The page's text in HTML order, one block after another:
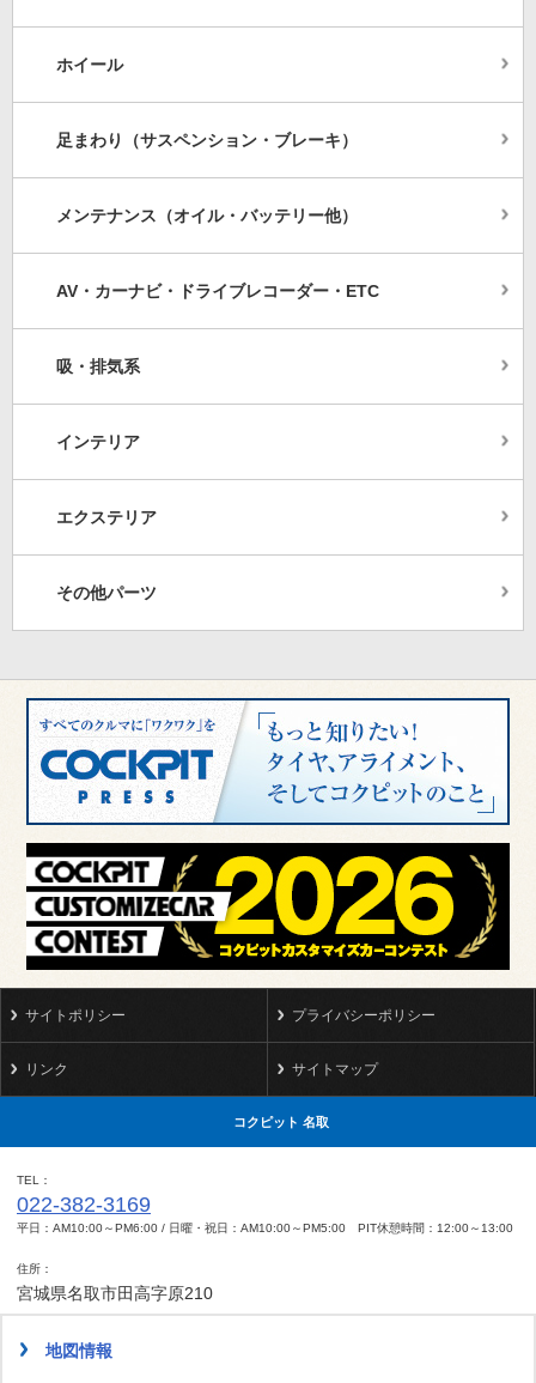
ホイール
足まわり（サスペンション・ブレーキ）
メンテナンス（オイル・バッテリー他）
AV・カーナビ・ドライブレコーダー・ETC
吸・排気系
インテリア
エクステリア
その他パーツ
サイトポリシー プライバシーポリシー
リンク サイトマップ
コクピット 名取
TEL
022-382-3169
平日：AM10:00～PM6:00 / 日曜・祝日：AM10:00～PM5:00 PIT休憩時間：12:00～13:00
住所
宮城県名取市田高字原210
地図情報